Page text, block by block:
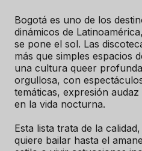
Bogotá es uno de los
dinámicos de
se pone el sol. Las
más que simples espacios
una cultura queer
orgullosa, con
temáticas, expresión
en la vida nocturna.
Esta lista trata de la
quiere bailar hasta el